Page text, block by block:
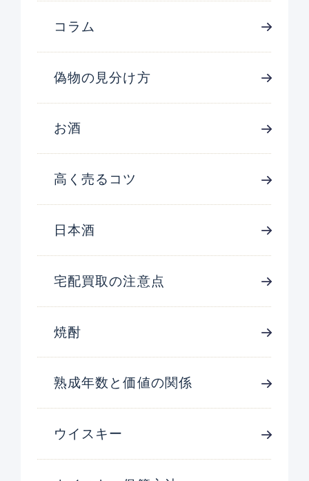
コラム
偽物の見分け方
お酒
高く売るコツ
日本酒
宅配買取の注意点
焼酎
熟成年数と価値の関係
ウイスキー